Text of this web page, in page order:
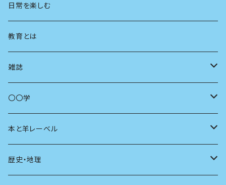
地方
まちづくり
コミュニティ
商いとは
思想
日常を楽しむ
教育とは
雑誌
母の友
ユリイカ
現代思想
〇〇学
動物
自然
本と羊レーベル
電子版（EPub）
歴史・地理